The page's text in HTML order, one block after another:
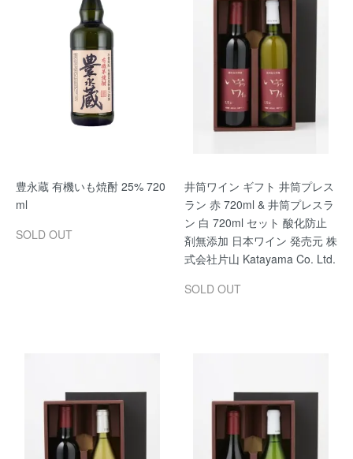
豊永蔵 有機いも焼酎 25% 720
ml
SOLD OUT
井筒ワイン ギフト 井筒プレス
ラン 赤 720ml & 井筒プレスラ
ン 白 720ml セット 酸化防止
剤無添加 日本ワイン 発売元 株
式会社片山 Katayama Co. Ltd.
SOLD OUT